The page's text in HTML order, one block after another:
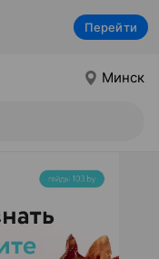
Перейти
Минск